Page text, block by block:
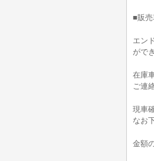
■販
エン
がで
在庫
ご連
現車
なお
金額